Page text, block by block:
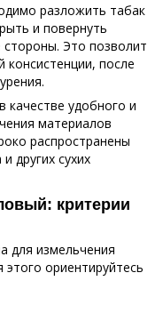
разложить табак
и повернуть
Это позволит
после
качестве удобного и
материалов
распространены
других сухих
критерии
для измельчения
ориентируйтесь